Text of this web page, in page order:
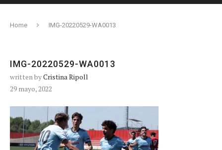
Home IMG-20220529-WA0013
IMG-20220529-WA0013
written byCristina Ripoll
29 mayo, 2022